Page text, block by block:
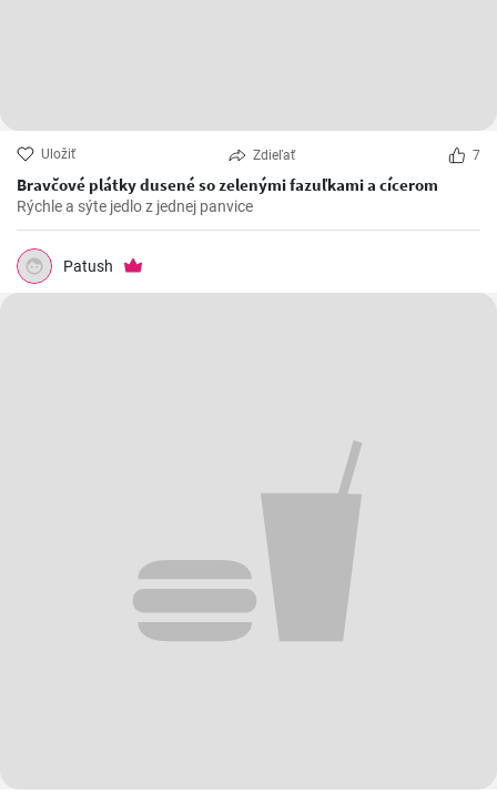
Uložiť Zdieľať 7
Bravčové plátky dusené so zelenými fazuľkami a cícerom
Rýchle a sýte jedlo z jednej panvice
Patush